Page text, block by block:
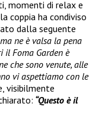
momenti di relax e
coppia ha condiviso
dalla seguente
ne è valsa la pena
il Foma Garden è
che sono venute, alle
vi aspettiamo con le
visibilmente
“Questo è il